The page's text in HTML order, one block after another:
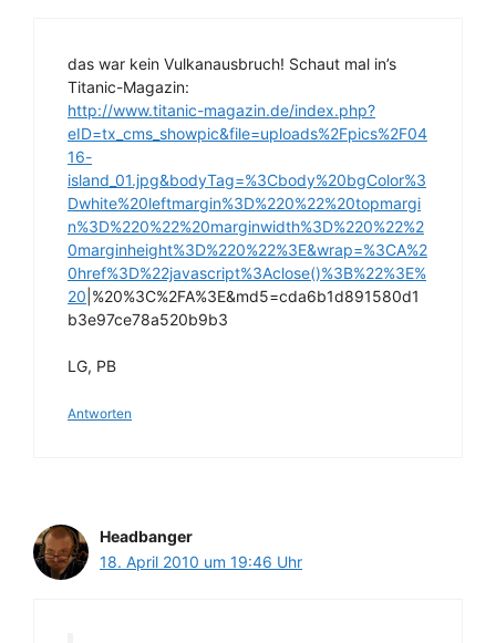
das war kein Vulkanausbruch! Schaut mal in’s
Titanic-Magazin:
http://www.titanic-magazin.de/index.php?
eID=tx_cms_showpic&file=uploads%2Fpics%2F04
16-
island_01.jpg&bodyTag=%3Cbody%20bgColor%3
Dwhite%20leftmargin%3D%220%22%20topmargi
n%3D%220%22%20marginwidth%3D%220%22%2
0marginheight%3D%220%22%3E&wrap=%3CA%2
0href%3D%22javascript%3Aclose()%3B%22%3E%
20 |%20%3C%2FA%3E&md5=cda6b1d891580d1
b3e97ce78a520b9b3
LG, PB
Antworten
Headbanger
18. April 2010 um 19:46 Uhr